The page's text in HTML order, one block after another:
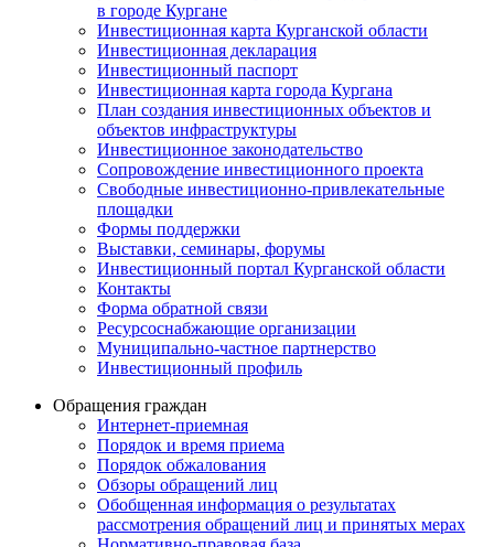
в городе Кургане
Инвестиционная карта Курганской области
Инвестиционная декларация
Инвестиционный паспорт
Инвестиционная карта города Кургана
План создания инвестиционных объектов и
объектов инфраструктуры
Инвестиционное законодательство
Сопровождение инвестиционного проекта
Свободные инвестиционно-привлекательные
площадки
Формы поддержки
Выставки, семинары, форумы
Инвестиционный портал Курганской области
Контакты
Форма обратной связи
Ресурсоснабжающие организации
Муниципально-частное партнерство
Инвестиционный профиль
Обращения граждан
Интернет-приемная
Порядок и время приема
Порядок обжалования
Обзоры обращений лиц
Обобщенная информация о результатах
рассмотрения обращений лиц и принятых мерах